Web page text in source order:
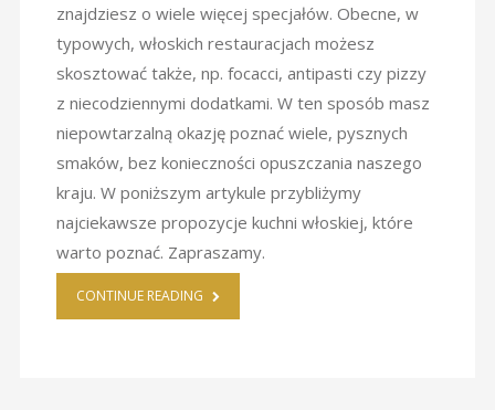
znajdziesz o wiele więcej specjałów. Obecne, w
typowych, włoskich restauracjach możesz
skosztować także, np. focacci, antipasti czy pizzy
z niecodziennymi dodatkami. W ten sposób masz
niepowtarzalną okazję poznać wiele, pysznych
smaków, bez konieczności opuszczania naszego
kraju. W poniższym artykule przybliżymy
najciekawsze propozycje kuchni włoskiej, które
warto poznać. Zapraszamy.
CONTINUE READING